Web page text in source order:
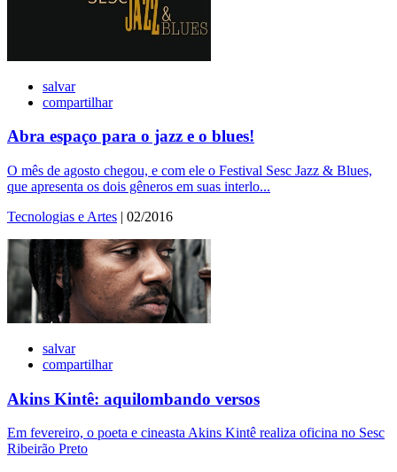
salvar
compartilhar
Abra espaço para o jazz e o blues!
O mês de agosto chegou, e com ele o Festival Sesc Jazz & Blues,
que apresenta os dois gêneros em suas interlo...
Tecnologias e Artes | 02/2016
salvar
compartilhar
Akins Kintê: aquilombando versos
Em fevereiro, o poeta e cineasta Akins Kintê realiza oficina no Sesc
Ribeirão Preto